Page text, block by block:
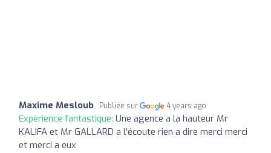
Maxime Mesloub Publiée sur 4 years ago
Expérience fantastique: Une agence a la hauteur Mr
KALIFA et Mr GALLARD a l'écoute rien a dire merci merci
et merci a eux